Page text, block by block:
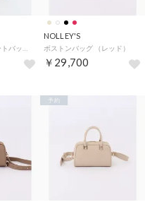
NOLLEY'S
ボストンバッグ （レッド）
￥29,700
予約